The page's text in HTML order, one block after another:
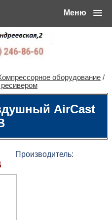
Меню
оборудование/
AirCast
Производитель: